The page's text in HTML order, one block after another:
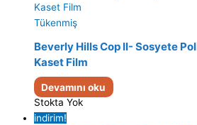
Tükenmiş
Beverly Hills Cop II- Sosyete
Kaset Film
Devamını oku
Stokta Yok
indirim!